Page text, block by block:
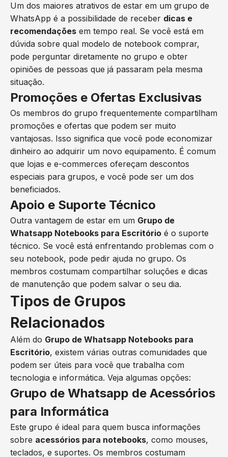
Um dos maiores atrativos de estar em um grupo de
WhatsApp é a possibilidade de receber dicas e
recomendações em tempo real. Se você está em
dúvida sobre qual modelo de notebook comprar,
pode perguntar diretamente no grupo e obter
opiniões de pessoas que já passaram pela mesma
situação.
Promoções e Ofertas Exclusivas
Os membros do grupo frequentemente compartilham
promoções e ofertas que podem ser muito
vantajosas. Isso significa que você pode economizar
dinheiro ao adquirir um novo equipamento. É comum
que lojas e e-commerces ofereçam descontos
especiais para grupos, e você pode ser um dos
beneficiados.
Apoio e Suporte Técnico
Outra vantagem de estar em um Grupo de
Whatsapp Notebooks para Escritório é o suporte
técnico. Se você está enfrentando problemas com o
seu notebook, pode pedir ajuda no grupo. Os
membros costumam compartilhar soluções e dicas
de manutenção que podem salvar o seu dia.
Tipos de Grupos
Relacionados
Além do Grupo de Whatsapp Notebooks para
Escritório, existem várias outras comunidades que
podem ser úteis para você que trabalha com
tecnologia e informática. Veja algumas opções:
Grupo de Whatsapp de Acessórios
para Informática
Este grupo é ideal para quem busca informações
sobre acessórios para notebooks, como mouses,
teclados, e suportes. Os membros costumam